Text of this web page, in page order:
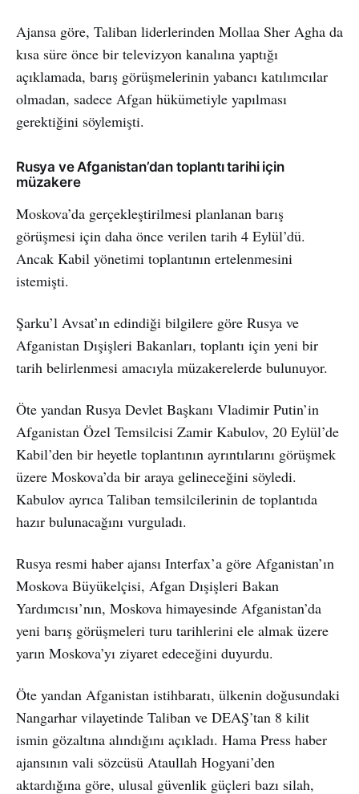
Ajansa göre, Taliban liderlerinden Mollaa Sher Agha da
kısa süre önce bir televizyon kanalına yaptığı
açıklamada, barış görüşmelerinin yabancı katılımcılar
olmadan, sadece Afgan hükümetiyle yapılması
gerektiğini söylemişti.
Rusya ve Afganistan’dan toplantı tarihi için
müzakere
Moskova’da gerçekleştirilmesi planlanan barış
görüşmesi için daha önce verilen tarih 4 Eylül’dü.
Ancak Kabil yönetimi toplantının ertelenmesini
istemişti.
Şarku’l Avsat’ın edindiği bilgilere göre Rusya ve
Afganistan Dışişleri Bakanları, toplantı için yeni bir
tarih belirlenmesi amacıyla müzakerelerde bulunuyor.
Öte yandan Rusya Devlet Başkanı Vladimir Putin’in
Afganistan Özel Temsilcisi Zamir Kabulov, 20 Eylül’de
Kabil’den bir heyetle toplantının ayrıntılarını görüşmek
üzere Moskova’da bir araya gelineceğini söyledi.
Kabulov ayrıca Taliban temsilcilerinin de toplantıda
hazır bulunacağını vurguladı.
Rusya resmi haber ajansı Interfax’a göre Afganistan’ın
Moskova Büyükelçisi, Afgan Dışişleri Bakan
Yardımcısı’nın, Moskova himayesinde Afganistan’da
yeni barış görüşmeleri turu tarihlerini ele almak üzere
yarın Moskova’yı ziyaret edeceğini duyurdu.
Öte yandan Afganistan istihbaratı, ülkenin doğusundaki
Nangarhar vilayetinde Taliban ve DEAŞ’tan 8 kilit
ismin gözaltına alındığını açıkladı. Hama Press haber
ajansının vali sözcüsü Ataullah Hogyani’den
aktardığına göre, ulusal güvenlik güçleri bazı silah,